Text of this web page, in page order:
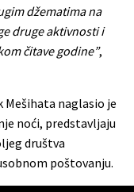
džematima na
druge aktivnosti i
čitave godine”,
Mešihata naglasio je
noći, predstavljaju
društva
poštovanju.